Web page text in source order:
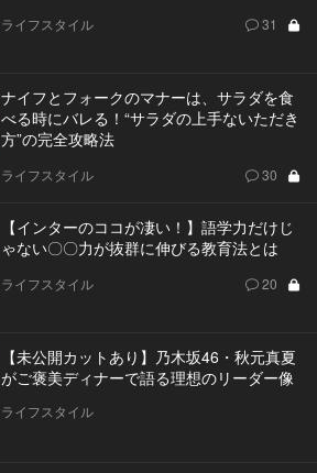
ライフスタイル 31
ナイフとフォークのマナーは、サラダを食
べる時にバレる！“サラダの上手ないただき
方”の完全攻略法
ライフスタイル 30
【インターのココが凄い！】語学力だけじ
ゃない〇〇力が抜群に伸びる教育法とは
ライフスタイル 20
【未公開カットあり】乃木坂46・秋元真夏
がご褒美ディナーで語る理想のリーダー像
ライフスタイル